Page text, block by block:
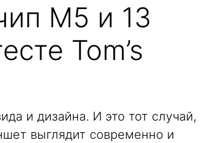
M5 и 13
Tom’s
и дизайна. И это тот случай,
выглядит современно и